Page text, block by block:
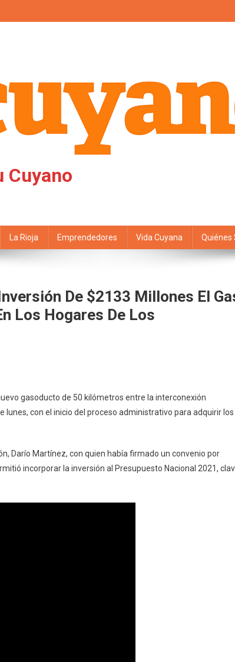
Cuyano
La Rioja Emprendedores Vida Cuyana Quiénes
De $2133 Millones El
Los Hogares De Los
gasoducto de 50 kilómetros entre la interconexión
con el inicio del proceso administrativo para adquirir los
Darío Martínez, con quien había firmado un convenio por
incorporar la inversión al Presupuesto Nacional 2021,